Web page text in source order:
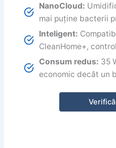
NanoCloud:
mai puține bacterii
Inteligent:
CleanHome+,
Consum redus: 35
economic decât un